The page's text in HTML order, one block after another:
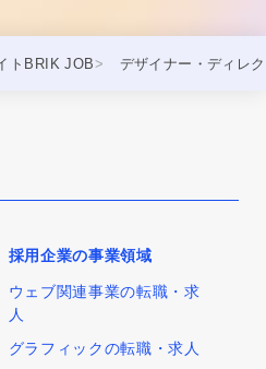
トBRIK JOB デザイナー・ディレ
採用企業の事業領域
ウェブ関連事業の転職・求
人
グラフィックの転職・求人